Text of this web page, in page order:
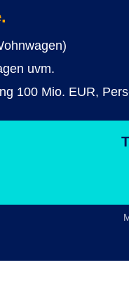
uvm.
100 Mio. EUR,